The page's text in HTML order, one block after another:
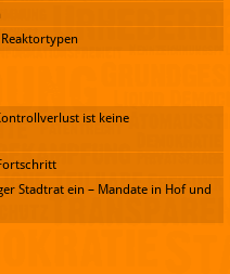
ist keine
Stadtrat ein – Mandate in Hof und